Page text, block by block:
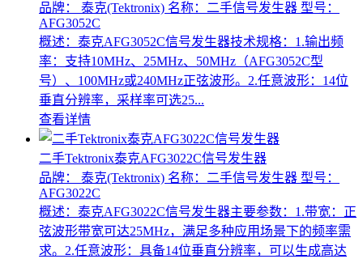
品牌： 泰克(Tektronix) 名称：二手信号发生器 型号：
AFG3052C
概述：泰克AFG3052C信号发生器技术规格：1.输出频
率：支持10MHz、25MHz、50MHz（AFG3052C型
号）、100MHz或240MHz正弦波形。2.任意波形：14位
垂直分辨率，采样率可选25...
查看详情
二手Tektronix泰克AFG3022C信号发生器
品牌： 泰克(Tektronix) 名称：二手信号发生器 型号：
AFG3022C
概述：泰克AFG3022C信号发生器主要参数：1.带宽：正
弦波形带宽可达25MHz，满足多种应用场景下的频率需
求。2.任意波形：具备14位垂直分辨率，可以生成高达